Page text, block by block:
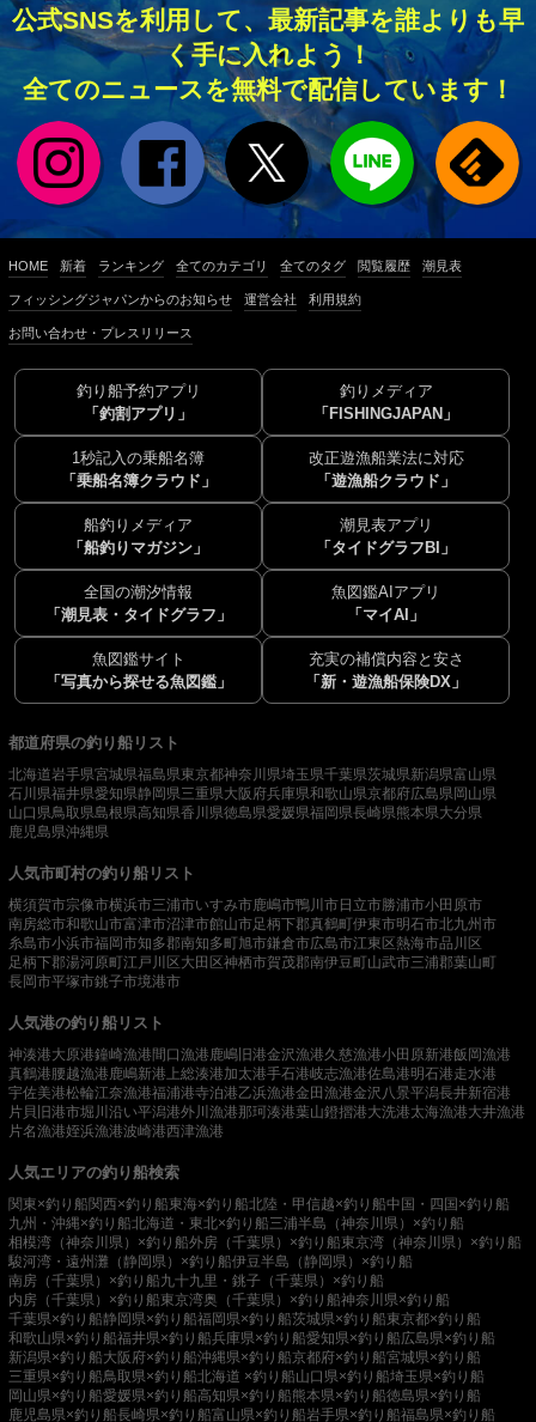
公式SNSを利用して、最新記事を誰よりも早
く手に入れよう！
全てのニュースを無料で配信しています！
HOME 新着 ランキング 全てのカテゴリ 全てのタグ 閲覧履歴 潮見表
フィッシングジャパンからのお知らせ 運営会社 利用規約
お問い合わせ・プレスリリース
釣り船予約アプリ
「釣割アプリ」
釣りメディア
「FISHINGJAPAN」
1秒記入の乗船名簿
「乗船名簿クラウド」
改正遊漁船業法に対応
「遊漁船クラウド」
船釣りメディア
「船釣りマガジン」
潮見表アプリ
「タイドグラフBI」
全国の潮汐情報
「潮見表・タイドグラフ」
魚図鑑AIアプリ
「マイAI」
魚図鑑サイト
「写真から探せる魚図鑑」
充実の補償内容と安さ
「新・遊漁船保険DX」
都道府県の釣り船リスト
北海道岩手県宮城県福島県東京都神奈川県埼玉県千葉県茨城県新潟県富山県
石川県福井県愛知県静岡県三重県大阪府兵庫県和歌山県京都府広島県岡山県
山口県鳥取県島根県高知県香川県徳島県愛媛県福岡県長崎県熊本県大分県
鹿児島県沖縄県
人気市町村の釣り船リスト
横須賀市宗像市横浜市三浦市いすみ市鹿嶋市鴨川市 日立市勝浦市小田原市
南房総市和歌山市富津市沼津市館山市足柄下郡真鶴町伊東市明石市北九州市
糸島市小浜市福岡市知多郡南知多町旭市鎌倉市広島市江東区熱海市品川区
足柄下郡湯河原町江戸川区 大田区神栖市賀茂郡南伊豆町山武市三浦郡葉山町
長岡市平塚市銚子市境港市
人気港の釣り船リスト
神湊港大原港鐘崎漁港 間口漁港鹿嶋旧港金沢漁港久慈漁港小田原新港飯岡漁港
真鶴港 腰越漁港鹿嶋新港 上総湊港加太港手石港岐志漁港佐島港明石港走水港
宇佐美港松輪江奈漁港福浦港寺泊港乙浜漁港金田漁港金沢八景平潟長井新宿港
片貝旧港市堀川沿い平潟港外川漁港那珂湊港葉山鐙摺港大洗港太海漁港大井漁港
片名漁港姪浜漁港波崎港西津漁港
人気エリアの釣り船検索
関東×釣り船関西×釣り船東海×釣り船北陸・甲信越×釣り船中国・四国×釣り船
九州・沖縄×釣り船北海道・東北×釣り船三浦半島（神奈川県）×釣り船
相模湾（神奈川県）×釣り船外房（千葉県）×釣り船東京湾（神奈川県）×釣り船
駿河湾・遠州灘（静岡県）×釣り船伊豆半島（静岡県）×釣り船
南房（千葉県）×釣り船九十九里・銚子（千葉県）×釣り船
内房（千葉県）×釣り船東京湾奥（千葉県）×釣り船神奈川県×釣り船
千葉県×釣り船静岡県×釣り船福岡県×釣り船茨城県×釣り船東京都×釣り船
和歌山県×釣り船福井県×釣り船兵庫県×釣り船愛知県×釣り船広島県×釣り船
新潟県×釣り船大阪府×釣り船沖縄県×釣り船京都府×釣り船宮城県×釣り船
三重県×釣り船鳥取県×釣り船北海道 ×釣り船山口県×釣り船埼玉県×釣り船
岡山県×釣り船愛媛県×釣り船高知県×釣り船熊本県×釣り船徳島県×釣り船
鹿児島県×釣り船長崎県×釣り船富山県×釣り船岩手県×釣り船福島県×釣り船